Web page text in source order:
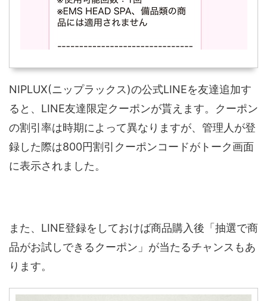
NIPLUX(ニップラックス)の公式LINEを友達追加す
ると、LINE友達限定クーポンが貰えます。クーポン
の割引率は時期によって異なりますが、管理人が登
録した際は800円割引クーポンコードがトーク画面
に表示されました。
また、LINE登録をしておけば商品購入後「抽選で商
品がお試しできるクーポン」が当たるチャンスもあ
ります。